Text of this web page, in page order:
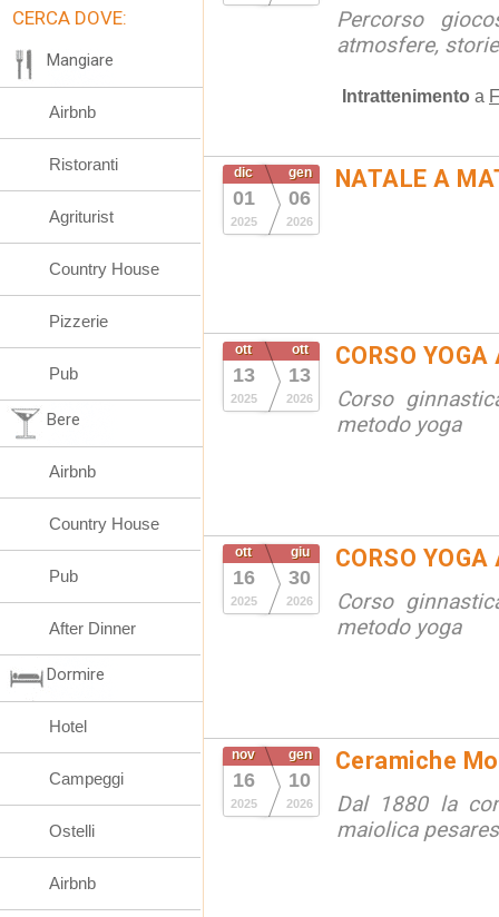
Percorso
atmosfere,
Intrattenimento a
dic
01
2025
gen
06
2026
NATALE A
ott
13
2025
ott
13
2026
CORSO
Corso
metodo yoga
ott
16
2025
giu
30
2026
CORSO
Corso
metodo yoga
nov
16
2025
gen
10
2026
Ceramiche
Dal 1880 la
maiolica
CERCA DOVE:
Mangiare
Airbnb
Ristoranti
Agriturist
Country House
Pizzerie
Pub
Bere
Airbnb
Country House
Pub
After Dinner
Dormire
Hotel
Campeggi
Ostelli
Airbnb